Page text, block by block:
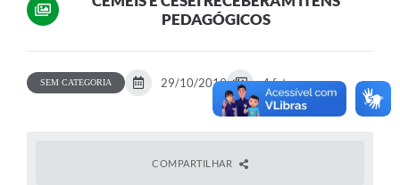
Mais
PEDAGÓGICOS
SEM CATEGORIA 29/10/2019 4 fotos
COMPARTILHAR